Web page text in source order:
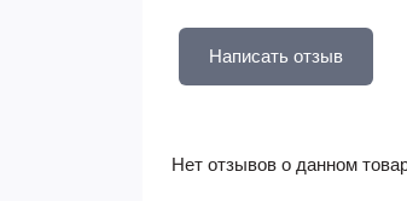
Написать отзыв
Нет отзывов о данном